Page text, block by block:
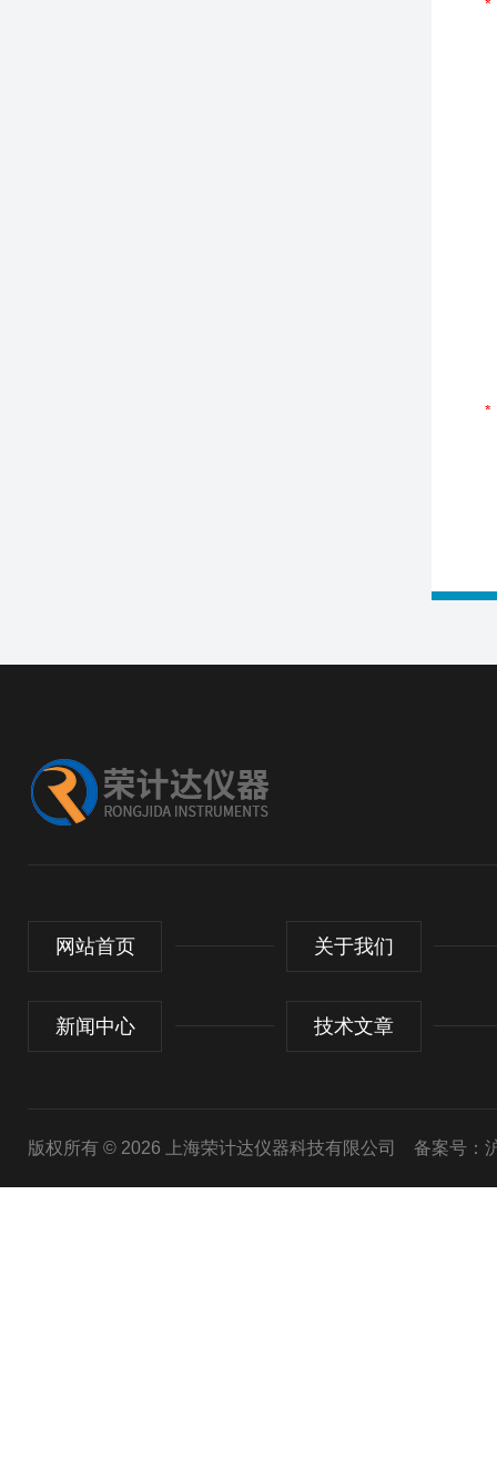
网站首页 关于我们
新闻中心 技术文章
版权所有 © 2026 上海荣计达仪器科技有限公司 备案号：